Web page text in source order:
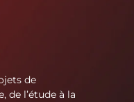
de
de l’étude à la